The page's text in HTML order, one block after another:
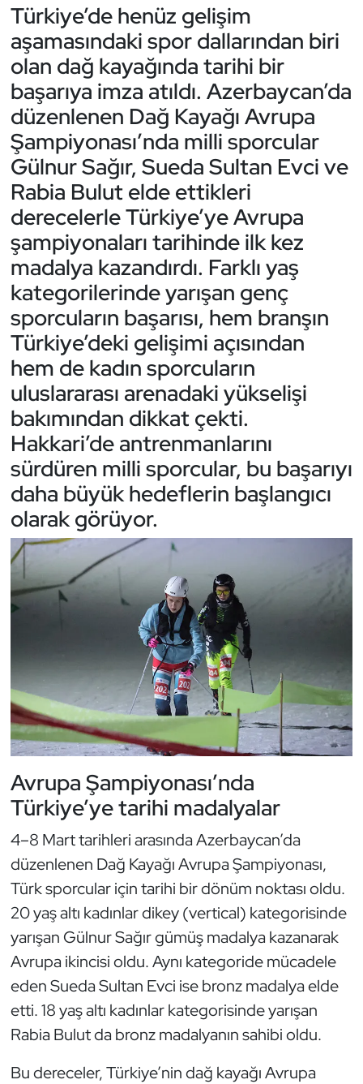
Türkiye’de henüz gelişim
aşamasındaki spor dallarından biri
olan dağ kayağında tarihi bir
başarıya imza atıldı. Azerbaycan’da
düzenlenen Dağ Kayağı Avrupa
Şampiyonası’nda milli sporcular
Gülnur Sağır, Sueda Sultan Evci ve
Rabia Bulut elde ettikleri
derecelerle Türkiye’ye Avrupa
şampiyonaları tarihinde ilk kez
madalya kazandırdı. Farklı yaş
kategorilerinde yarışan genç
sporcuların başarısı, hem branşın
Türkiye’deki gelişimi açısından
hem de kadın sporcuların
uluslararası arenadaki yükselişi
bakımından dikkat çekti.
Hakkari’de antrenmanlarını
sürdüren milli sporcular, bu başarıyı
daha büyük hedeflerin başlangıcı
olarak görüyor.
Avrupa Şampiyonası’nda
Türkiye’ye tarihi madalyalar
4–8 Mart tarihleri arasında Azerbaycan’da
düzenlenen Dağ Kayağı Avrupa Şampiyonası,
Türk sporcular için tarihi bir dönüm noktası oldu.
20 yaş altı kadınlar dikey (vertical) kategorisinde
yarışan Gülnur Sağır gümüş madalya kazanarak
Avrupa ikincisi oldu. Aynı kategoride mücadele
eden Sueda Sultan Evci ise bronz madalya elde
etti. 18 yaş altı kadınlar kategorisinde yarışan
Rabia Bulut da bronz madalyanın sahibi oldu.
Bu dereceler, Türkiye’nin dağ kayağı Avrupa
Futbol
Futsal
Genel
Golf
Güreş
Halter
Hava Sporları
Hentbol
İşitme Engelli Sporcular
Judo ve Kuraş
Kano ve Rafting
Karate
Kayak
Kempo
Kick Boks
Masa Tenisi
Modern Pentatlon
Muay Thai
Okçuluk
Optimist
Oryantiring
Özel Sporcular
Paralimpik